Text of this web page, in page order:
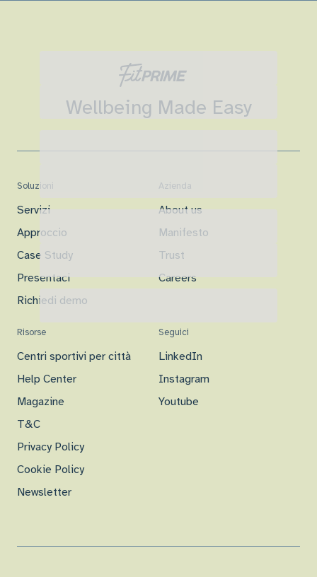
Wellbeing Made Easy
Soluzioni
Servizi
Approccio
Case Study
Presentaci
Richiedi demo
Azienda
About us
Manifesto
Trust
Careers
Risorse
Centri sportivi per città
Help Center
Magazine
T&C
Privacy Policy
Cookie Policy
Newsletter
Seguici
LinkedIn
Instagram
Youtube